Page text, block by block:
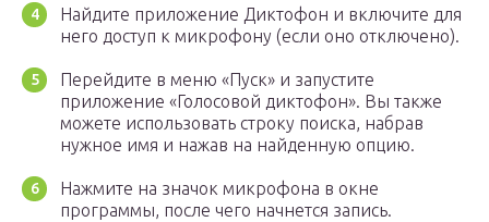
Найдите приложение Диктофон и включите для
него доступ к микрофону (если оно отключено).
Перейдите в меню «Пуск» и запустите
приложение «Голосовой диктофон». Вы также
можете использовать строку поиска, набрав
нужное имя и нажав на найденную опцию.
Нажмите на значок микрофона в окне
программы, после чего начнется запись.